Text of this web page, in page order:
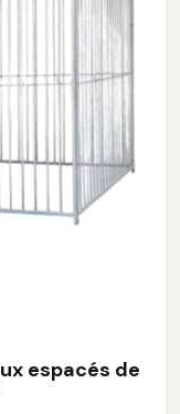
espacés de